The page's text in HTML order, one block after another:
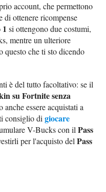
account, che permettono
di ottenere ricompense
1 si ottengono due costumi,
mentre un ulteriore
questo che ti sto dicendo
è del tutto facoltativo: se il
su Fortnite senza
essere acquistati a
consiglio digiocare
V-Bucks con ilPass
per l'acquisto delPass